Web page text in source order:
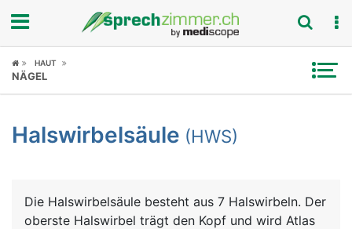
Fokus
Symptome
News
HAUT
NÄGEL
Halswirbelsäule (HWS)
Die Halswirbelsäule besteht aus 7 Halswirbeln. Der
oberste Halswirbel trägt den Kopf und wird Atlas